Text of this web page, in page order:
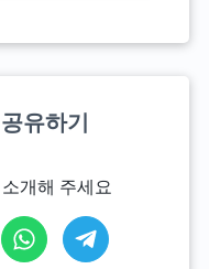
유하기
개해 주세요